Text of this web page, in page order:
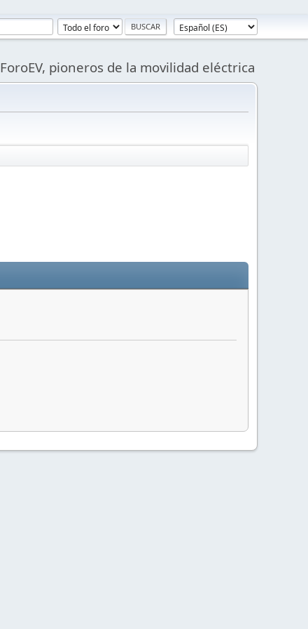
ForoEV, pioneros de la movilidad eléctrica